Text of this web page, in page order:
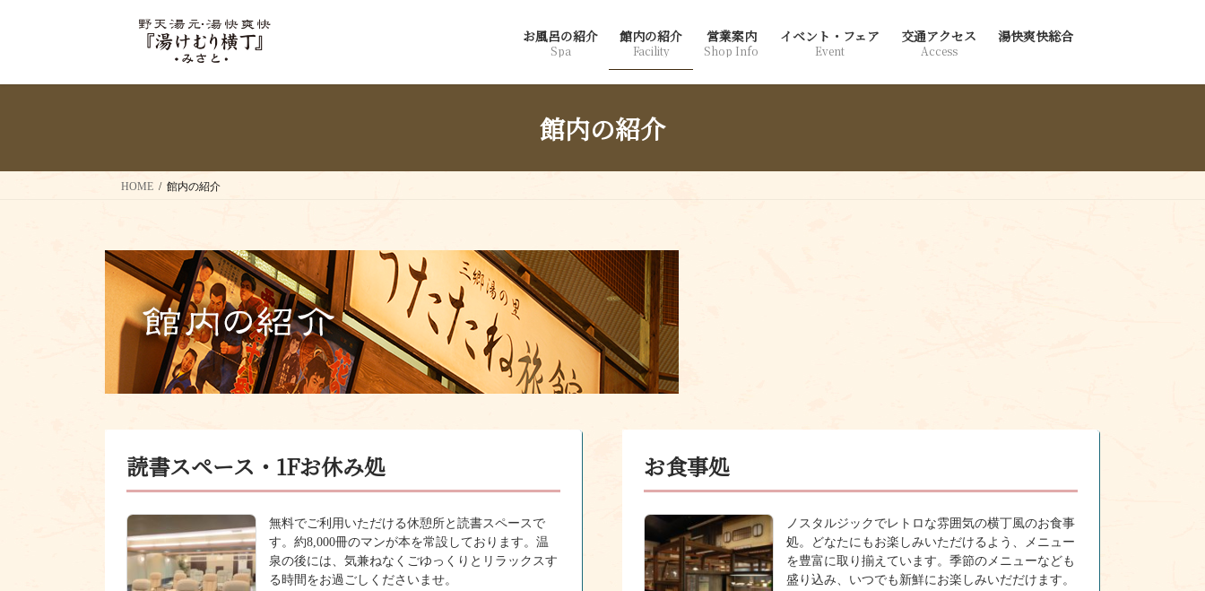
お風呂の紹介
Spa
館内の紹介
Facility
営業案内
Shop Info
イベント・フェア
Event
交通アクセス
Access
湯快爽快総合
館内の紹介
HOME 館内の紹介
読書スペース・1Fお休み処
無料でご利用いただける休憩所と読書スペースで
す。約8,000冊のマンが本を常設しております。温
泉の後には、気兼ねなくごゆっくりとリラックスす
る時間をお過ごしくださいませ。
お食事処
ノスタルジックでレトロな雰囲気の横丁風のお食事
処。どなたにもお楽しみいただけるよう、メニュー
を豊富に取り揃えています。季節のメニューなども
盛り込み、いつでも新鮮にお楽しみいだだけます。